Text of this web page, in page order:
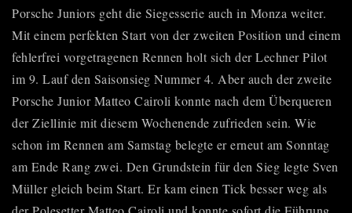
Porsche Juniors geht die Siegesserie auch in Monza weiter.
Mit einem perfekten Start von der zweiten Position und einem
fehlerfrei vorgetragenen Rennen holt sich der Lechner Pilot
im 9. Lauf den Saisonsieg Nummer 4. Aber auch der zweite
Porsche Junior Matteo Cairoli konnte nach dem Überqueren
der Ziellinie mit diesem Wochenende zufrieden sein. Wie
schon im Rennen am Samstag belegte er erneut am Sonntag
am Ende Rang zwei. Den Grundstein für den Sieg legte Sven
Müller gleich beim Start. Er kam einen Tick besser weg als